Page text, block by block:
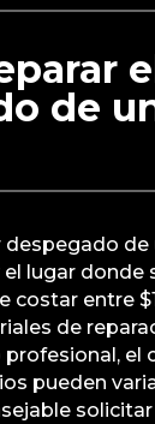
de
de
lugar donde
costar entre
de
el
pueden